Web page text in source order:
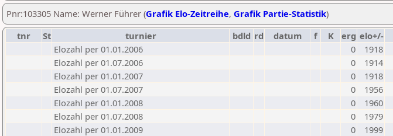
Pnr:103305 Name: Werner Führer (Grafik Elo-Zeitreihe, Grafik Partie-Statistik)
tnr
St turnier bdld rd datum f K erg elo+/-
Elozahl per 01.01.2006
0
1918
Elozahl per 01.07.2006
0
1914
Elozahl per 01.01.2007
0
1918
Elozahl per 01.07.2007
0
1956
Elozahl per 01.01.2008
0
1960
Elozahl per 01.07.2008
0
1979
Elozahl per 01.01.2009
0
1999